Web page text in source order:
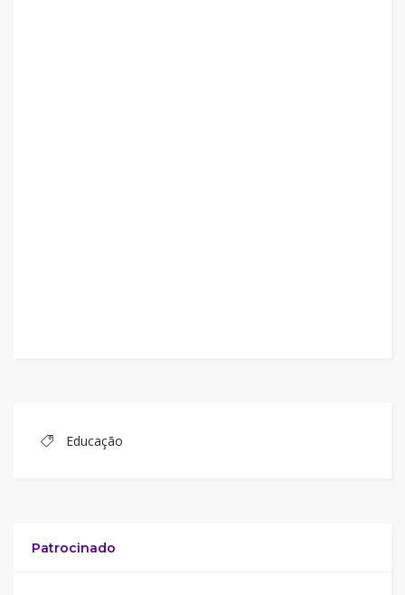
Educação
Patrocinado